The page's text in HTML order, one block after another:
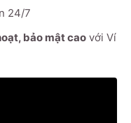
24/7
bảo mật cao với Ví